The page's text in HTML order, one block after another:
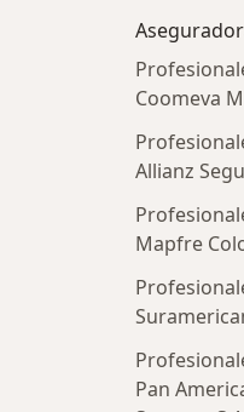
más tratadas
Coomeva
Allianz
Mapfre
Pan